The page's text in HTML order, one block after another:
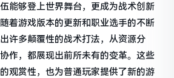
能够登上世界舞台，更成为战术创新
着游戏版本的更新和职业选手的不断
许多颠覆性的战术打法，从资源分
作，都展现出前所未有的变革。这些
观赏性，也为普通玩家提供了新的游